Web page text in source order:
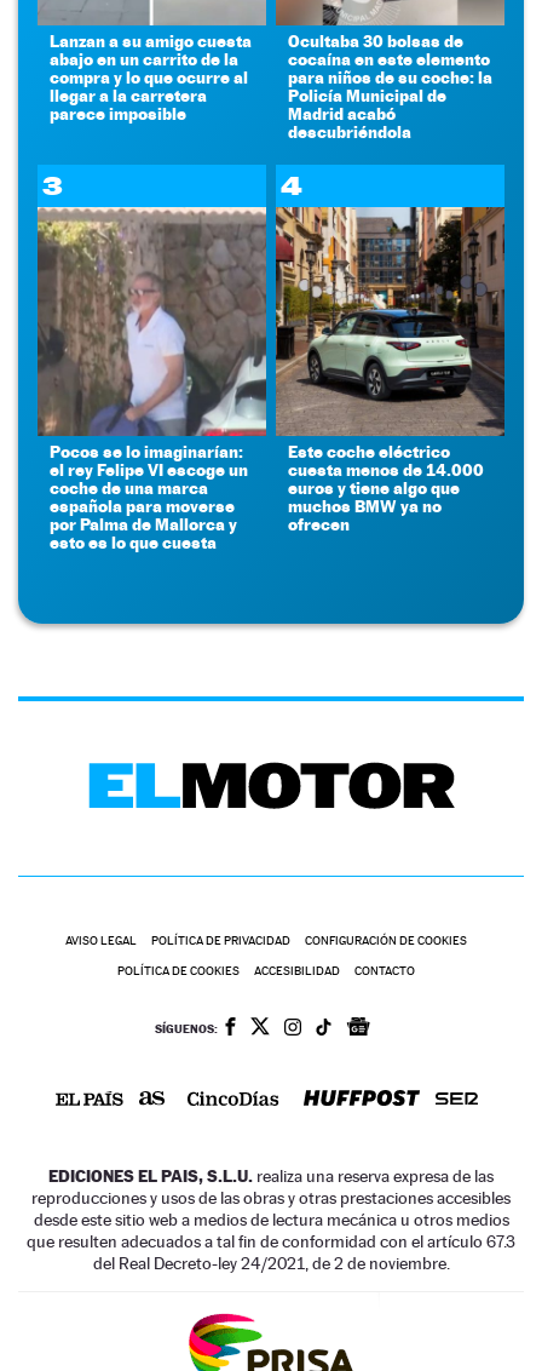
Lanzan a su amigo cuesta
abajo en un carrito de la
compra y lo que ocurre al
llegar a la carretera
parece imposible
Ocultaba 30 bolsas de
cocaína en este elemento
para niños de su coche: la
Policía Municipal de
Madrid acabó
descubriéndola
3
Pocos se lo imaginarían:
el rey Felipe VI escoge un
coche de una marca
española para moverse
por Palma de Mallorca y
esto es lo que cuesta
4
Este coche eléctrico
cuesta menos de 14.000
euros y tiene algo que
muchos BMW ya no
ofrecen
AVISO LEGAL POLÍTICA DE PRIVACIDAD CONFIGURACIÓN DE COOKIES
POLÍTICA DE COOKIES ACCESIBILIDAD CONTACTO
SÍGUENOS:
EDICIONES EL PAIS, S.L.U. realiza una reserva expresa de las
reproducciones y usos de las obras y otras prestaciones accesibles
desde este sitio web a medios de lectura mecánica u otros medios
que resulten adecuados a tal fin de conformidad con el artículo 67.3
del Real Decreto-ley 24/2021, de 2 de noviembre.